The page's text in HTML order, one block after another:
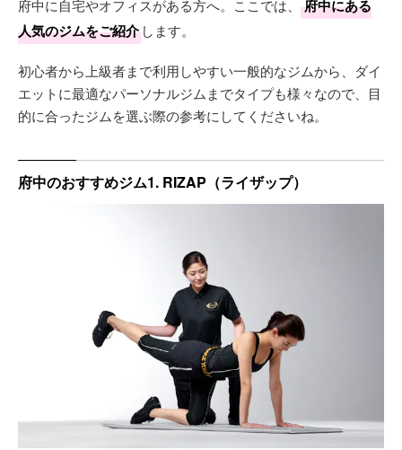
府中に自宅やオフィスがある方へ。ここでは、
府中にある
人気のジムをご紹介 します。
初心者から上級者まで利用しやすい一般的なジムから、ダイ
エットに最適なパーソナルジムまでタイプも様々なので、目
的に合ったジムを選ぶ際の参考にしてくださいね。
府中のおすすめジム1. RIZAP（ライザップ）